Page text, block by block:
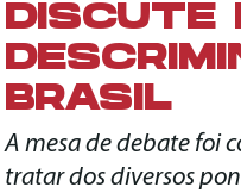
DISCUTE
BRASIL
A mesa de debate foi
tratar dos diversos